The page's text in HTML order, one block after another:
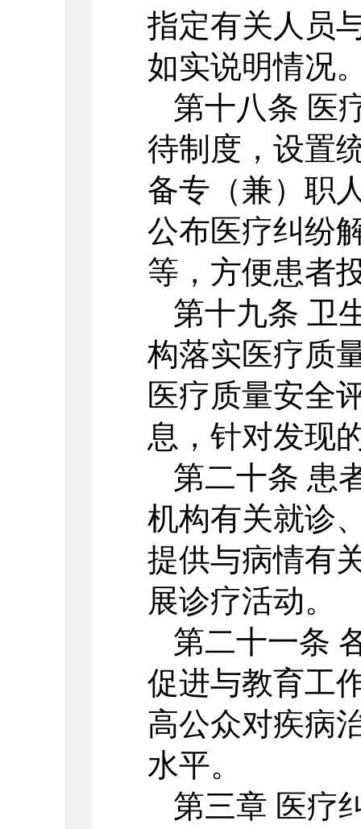
指定有关人员
如实说明情况
第十八条 医
待制度，设置
备专（兼）职
公布医疗纠纷
等，方便患者
第十九条 卫
构落实医疗质
医疗质量安全
息，针对发现
第二十条 患
机构有关就诊
提供与病情有
展诊疗活动。
第二十一条
促进与教育工
高公众对疾病
水平。
第三章 医疗